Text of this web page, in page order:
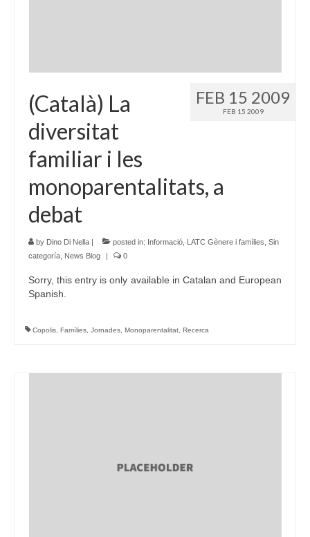
FEB 15 2009
FEB 15 2009
(Català) La
diversitat
familiar i les
monoparentalitats, a
debat
by Dino Di Nella | posted in: Informació LATC Gènere i famílies Sin
categoría News Blog | 0
Sorry, this entry is only available in Catalan and European
Spanish.
Copolis Famílies Jornades Monoparentalitat Recerca